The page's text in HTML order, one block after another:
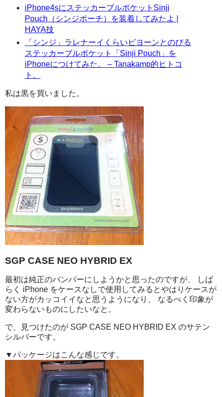
iPhone4sにステッカーブルポケットSinji
Pouch（シンジポーチ）を装着してみたよ |
HAYA技
「シンジ」ラレナーイくらいビヨーンとのびる
ステッカーブルポケット「Sinji Pouch」を
iPhoneにつけてみた。 – Tanakamp的ヒトコ
ト。
私は黒を買いました。
SGP CASE NEO HYBRID EX
最初は純正のバンパーにしようかと思ったのですが、 しば
らく iPhone をケースなしで使用してみるとやはりケースが
ない方がカッコイイなと思うようになり、 なるべく印象が
変わらないものにしたいなと。
で、見つけたのが SGP CASE NEO HYBRID EX のサテン
シルバーです。
▼パッケージはこんな感じです。